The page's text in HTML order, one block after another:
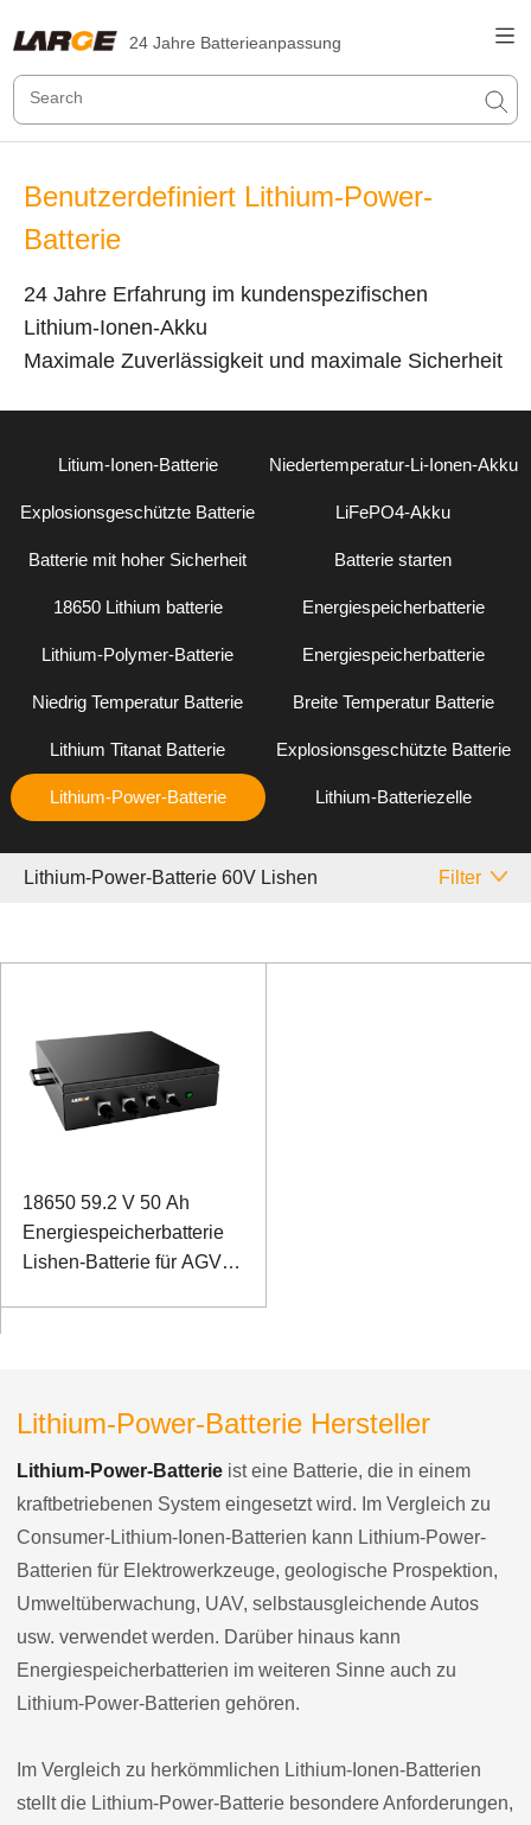
24 Jahre Batterieanpassung
Benutzerdefiniert Lithium-Power-
Batterie
24 Jahre Erfahrung im kundenspezifischen
Lithium-Ionen-Akku
Maximale Zuverlässigkeit und maximale Sicherheit
Litium-Ionen-Batterie Niedertemperatur-Li-Ionen-Akku
Explosionsgeschützte Batterie LiFePO4-Akku
Batterie mit hoher Sicherheit Batterie starten
18650 Lithium batterie Energiespeicherbatterie
Lithium-Polymer-Batterie Energiespeicherbatterie
Niedrig Temperatur Batterie Breite Temperatur Batterie
Lithium Titanat Batterie Explosionsgeschützte Batterie
Lithium-Power-Batterie Lithium-Batteriezelle
Lithium-Power-Batterie 60V Lishen Filter
18650 59.2 V 50 Ah
Energiespeicherbatterie
Lishen-Batterie für AGV-
Lithium-Power-Batterie Hersteller
Lithium-Power-Batterie ist eine Batterie, die in einem
kraftbetriebenen System eingesetzt wird. Im Vergleich zu
Consumer-Lithium-Ionen-Batterien kann Lithium-Power-
Batterien für Elektrowerkzeuge, geologische Prospektion,
Umweltüberwachung, UAV, selbstausgleichende Autos
usw. verwendet werden. Darüber hinaus kann
Energiespeicherbatterien im weiteren Sinne auch zu
Lithium-Power-Batterien gehören.
Im Vergleich zu herkömmlichen Lithium-Ionen-Batterien
stellt die Lithium-Power-Batterie besondere Anforderungen,